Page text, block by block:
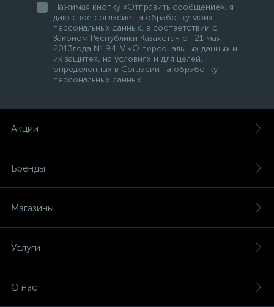
Нажимая кнопку «Отправить сообщение», я
даю свое согласие на обработку моих
персональных данных, в соответствии с
Законом Республики Казахстан от 21 мая
2013года № 94-V «О персональных данных и
их защите», на условиях и для целей,
определенных в Согласии на обработку
персональных данных
Акции
Бренды
Магазины
Услуги
О нас